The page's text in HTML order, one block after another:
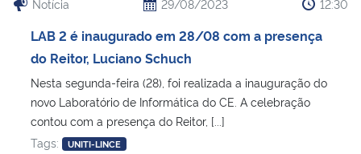
Notícia 29/08/2023 12:30
LAB 2 é inaugurado em 28/08 com a presença
do Reitor, Luciano Schuch
Nesta segunda-feira (28), foi realizada a inauguração do
novo Laboratório de Informática do CE. A celebração
contou com a presença do Reitor, [...]
Tags:
UNITI-LINCE